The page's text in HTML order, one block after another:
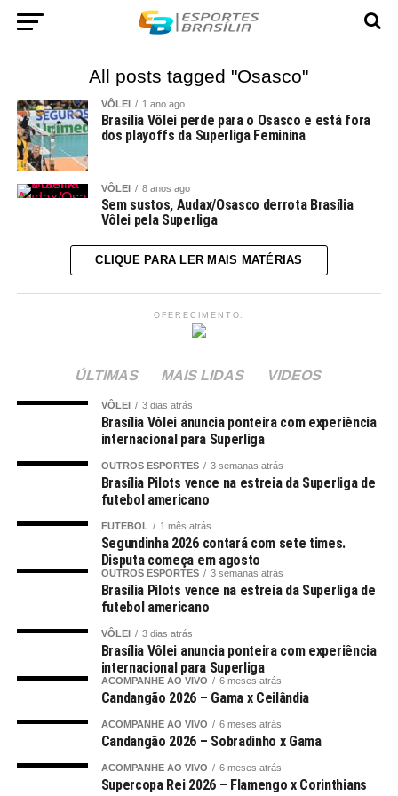
All posts tagged "Osasco"
VÔLEI 1 ano ago
Brasília Vôlei perde para o Osasco e está fora
dos playoffs da Superliga Feminina
VÔLEI 8 anos ago
Sem sustos, Audax/Osasco derrota Brasília
Vôlei pela Superliga
CLIQUE PARA LER MAIS MATÉRIAS
OFERECIMENTO:
ÚLTIMAS MAIS LIDAS VIDEOS
VÔLEI 3 dias atrás
Brasília Vôlei anuncia ponteira com experiência
internacional para Superliga
OUTROS ESPORTES 3 semanas atrás
Brasília Pilots vence na estreia da Superliga de
futebol americano
FUTEBOL 1 mês atrás
Segundinha 2026 contará com sete times.
Disputa começa em agosto
OUTROS ESPORTES 3 semanas atrás
Brasília Pilots vence na estreia da Superliga de
futebol americano
VÔLEI 3 dias atrás
Brasília Vôlei anuncia ponteira com experiência
internacional para Superliga
ACOMPANHE AO VIVO 6 meses atrás
Candangão 2026 – Gama x Ceilândia
ACOMPANHE AO VIVO 6 meses atrás
Candangão 2026 – Sobradinho x Gama
ACOMPANHE AO VIVO 6 meses atrás
Supercopa Rei 2026 – Flamengo x Corinthians